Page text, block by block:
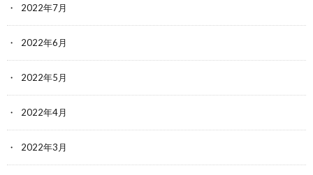
2022年7月
2022年6月
2022年5月
2022年4月
2022年3月